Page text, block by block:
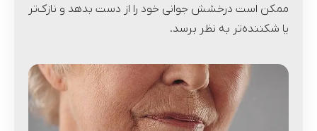
ممکن است درخشش جوانی خود را از دست بدهد و نازک‌تر
یا شکننده‌تر به نظر برسد.